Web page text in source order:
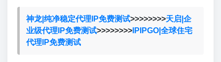
神龙|纯净稳定代理IP免费测试>>>>>>>>天启|企
业级代理IP免费测试>>>>>>>>IPIPGO|全球住宅
代理IP免费测试